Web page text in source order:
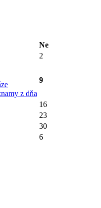
Ne
2
z dňa
9
16
23
30
6